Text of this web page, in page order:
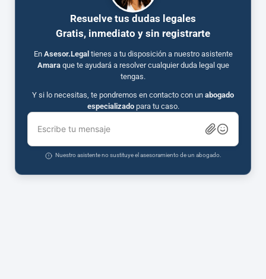
Resuelve tus dudas legales
Gratis, inmediato y sin registrarte
En Asesor.Legal tienes a tu disposición a nuestro asistente
Amaraque te ayudará a resolver cualquier duda legal que
tengas.
Y si lo necesitas, te pondremos en contacto con un abogado
especializadopara tu caso.
Escribe tu mensaje
Nuestro asistente no sustituye el asesoramiento de un abogado.